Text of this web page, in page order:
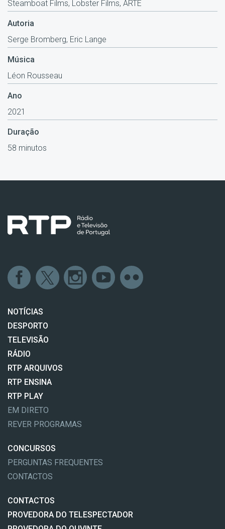
Steamboat Films, Lobster Films, ARTE
Autoria
Serge Bromberg, Eric Lange
Música
Léon Rousseau
Ano
2021
Duração
58 minutos
NOTÍCIAS
DESPORTO
TELEVISÃO
RÁDIO
RTP ARQUIVOS
RTP ENSINA
RTP PLAY
EM DIRETO
REVER PROGRAMAS
CONCURSOS
PERGUNTAS FREQUENTES
CONTACTOS
CONTACTOS
PROVEDORA DO TELESPECTADOR